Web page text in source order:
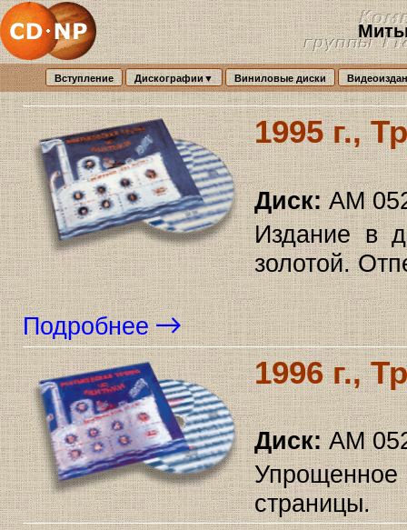
Вступление Дискографии▼ Виниловые диски
1995 г.,
Диск:AM
Издание в
золотой.
Подробнее
1996 г.,
Диск:AM
страницы.